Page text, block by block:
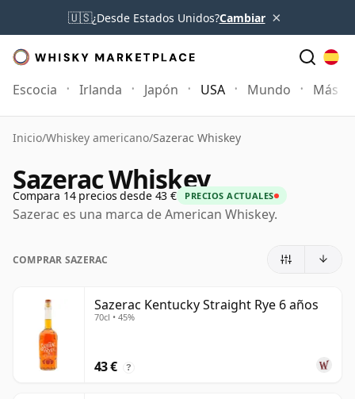
🇺🇸¿Desde Estados Unidos?Cambiar ×
Escocia Irlanda Japón USA Mundo Más
Inicio/Whiskey americano/Sazerac Whiskey
Sazerac Whiskey
Compara 14 precios desde 43 € PRECIOS ACTUALES
Sazerac es una marca de American Whiskey.
COMPRAR SAZERAC
Sazerac Kentucky Straight Rye 6 años
70cl • 45%
43 € ?